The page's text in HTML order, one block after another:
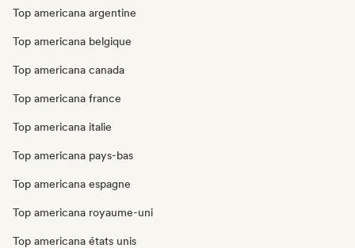
Top americana argentine
Top americana belgique
Top americana canada
Top americana france
Top americana italie
Top americana pays-bas
Top americana espagne
Top americana royaume-uni
Top americana états unis